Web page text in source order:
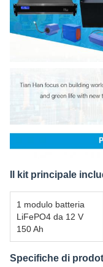
Il kit principale
1 modulo batteria
LiFePO4 da 12 V
150 Ah
Specifiche di